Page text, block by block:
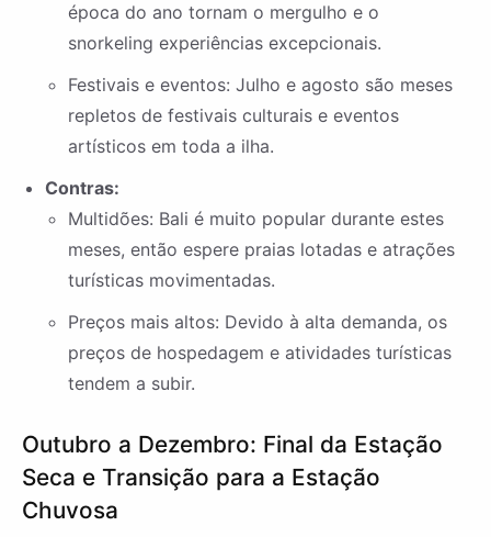
época do ano tornam o mergulho e o
snorkeling experiências excepcionais.
Festivais e eventos: Julho e agosto são meses
repletos de festivais culturais e eventos
artísticos em toda a ilha.
Contras:
Multidões: Bali é muito popular durante estes
meses, então espere praias lotadas e atrações
turísticas movimentadas.
Preços mais altos: Devido à alta demanda, os
preços de hospedagem e atividades turísticas
tendem a subir.
Outubro a Dezembro: Final da Estação
Seca e Transição para a Estação
Chuvosa